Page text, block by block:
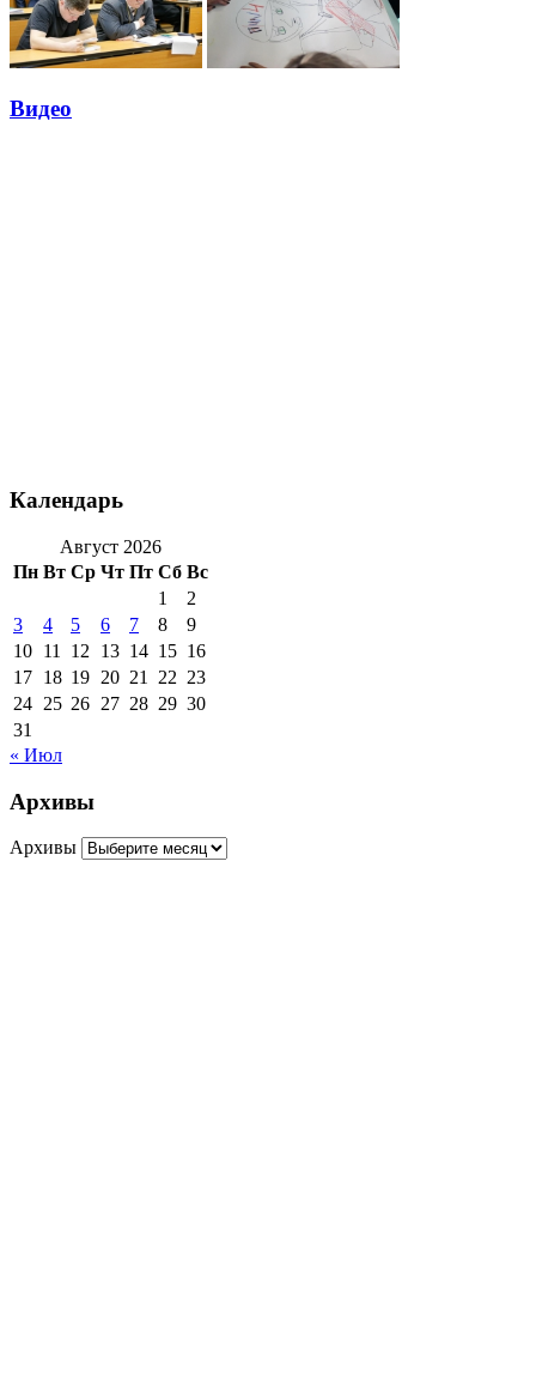
Видео
Календарь
Август 2026
Пн Вт Ср Чт Пт Сб Вс
1
2
3
4 5 6 7 8
9
10 11 12 13 14 15 16
17 18 19 20 21 22 23
24 25 26 27 28 29 30
31
« Июл
Архивы
Архивы